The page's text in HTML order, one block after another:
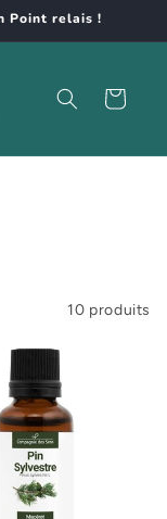
Point relais !
Panier
10 produits